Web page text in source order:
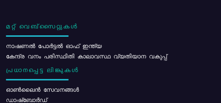
മറ്റ് വെബ്സൈറ്റുകൾ
നാഷണൽ പോർട്ടൽ ഓഫ് ഇന്ത്യ
കേന്ദ്ര വനം പരിസ്ഥിതി കാലാവസ്ഥ വ്യതിയാന വകുപ്പ്
പ്രധാനപ്പെട്ട ലിങ്കുകൾ
ഓൺലൈൻ സേവനങ്ങൾ
ഡാഷ്ബോർഡ്